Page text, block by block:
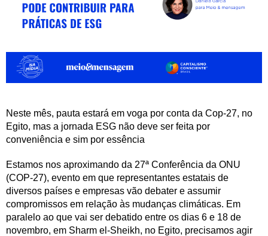
Neste mês, pauta estará em voga por conta da Cop-27, no
Egito, mas a jornada ESG não deve ser feita por
conveniência e sim por essência
Estamos nos aproximando da 27ª Conferência da ONU
(COP-27), evento em que representantes estatais de
diversos países e empresas vão debater e assumir
compromissos em relação às mudanças climáticas. Em
paralelo ao que vai ser debatido entre os dias 6 e 18 de
novembro, em Sharm el-Sheikh, no Egito, precisamos agir